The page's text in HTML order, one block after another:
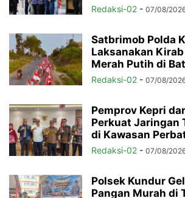
Redaksi-02 - 07/08/
Satbrimob Polda
Laksanakan
Merah Putih di
Redaksi-02 - 07/08/
Pemprov Kepri
Perkuat Jaringan
di Kawasan
Redaksi-02 - 07/08/
Polsek Kundur
Pangan Murah di